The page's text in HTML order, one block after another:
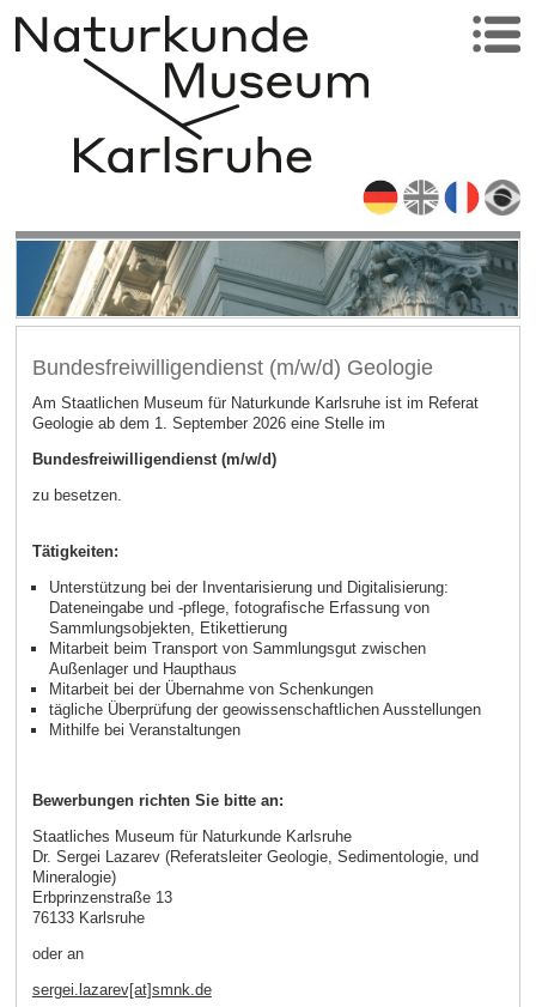
Bundesfreiwilligendienst (m/w/d) Geologie
Am Staatlichen Museum für Naturkunde Karlsruhe ist im Referat
Geologie ab dem 1. September 2026 eine Stelle im
Bundesfreiwilligendienst (m/w/d)
zu besetzen.
Tätigkeiten:
Unterstützung bei der Inventarisierung und Digitalisierung:
Dateneingabe und -pflege, fotografische Erfassung von
Sammlungsobjekten, Etikettierung
Mitarbeit beim Transport von Sammlungsgut zwischen
Außenlager und Haupthaus
Mitarbeit bei der Übernahme von Schenkungen
tägliche Überprüfung der geowissenschaftlichen Ausstellungen
Mithilfe bei Veranstaltungen
Bewerbungen richten Sie bitte an:
Staatliches Museum für Naturkunde Karlsruhe
Dr. Sergei Lazarev (Referatsleiter Geologie, Sedimentologie, und
Mineralogie)
Erbprinzenstraße 13
76133 Karlsruhe
oder an
sergei.lazarev[at]smnk.de